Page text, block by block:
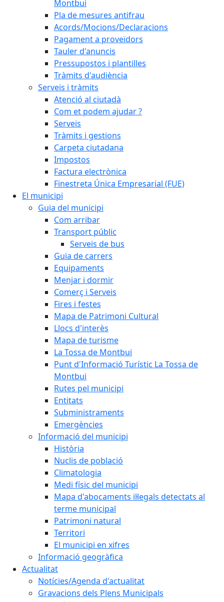
Montbui
Pla de mesures antifrau
Acords/Mocions/Declaracions
Pagament a proveïdors
Tauler d'anuncis
Pressupostos i plantilles
Tràmits d'audiència
Serveis i tràmits
Atenció al ciutadà
Com et podem ajudar ?
Serveis
Tràmits i gestions
Carpeta ciutadana
Impostos
Factura electrònica
Finestreta Única Empresarial (FUE)
El municipi
Guia del municipi
Com arribar
Transport públic
Serveis de bus
Guia de carrers
Equipaments
Menjar i dormir
Comerç i Serveis
Fires i festes
Mapa de Patrimoni Cultural
Llocs d'interès
Mapa de turisme
La Tossa de Montbui
Punt d'Informació Turístic La Tossa de
Montbui
Rutes pel municipi
Entitats
Subministraments
Emergències
Informació del municipi
Història
Nuclis de població
Climatologia
Medi físic del municipi
Mapa d'abocaments il·legals detectats al
terme municipal
Patrimoni natural
Territori
El municipi en xifres
Informació geogràfica
Actualitat
Notícies/Agenda d'actualitat
Gravacions dels Plens Municipals